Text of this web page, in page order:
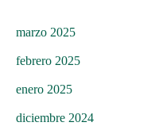
marzo 2025
febrero 2025
enero 2025
diciembre 2024